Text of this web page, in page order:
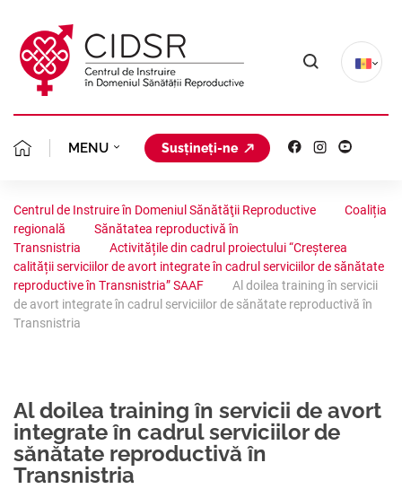
MENU
FONDATORII
PARTENERII
DONATORII
CLINICA GINECOLOGICĂ PLANIFICAREA
AVORT ÎN
PORTOFOLIU PROIECTE
AVORTUL
NOUTĂȚI NOUTATI CIDSR
Susțineți-ne
Centrul de Instruire în Domeniul Sănătăţii Reproductive
Coaliția
regională
Sănătatea reproductivă în
Transnistria
Activitățile din cadrul proiectului “Creșterea
calității serviciilor de avort integrate în cadrul serviciilor de sănătate
reproductive în Transnistria” SAAF
Al doilea training în servicii
de avort integrate în cadrul serviciilor de sănătate reproductivă în
Transnistria
Al doilea training în servicii de avort
integrate în cadrul serviciilor de
sănătate reproductivă în
Transnistria